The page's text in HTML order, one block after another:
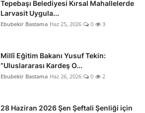
Tepebaşı Belediyesi Kırsal Mahallelerde
Larvasit Uygula...
Ebubekir Bastama Haz 25, 2026 0 3
Millî Eğitim Bakanı Yusuf Tekin:
“Uluslararası Kardeş O...
Ebubekir Bastama Haz 26, 2026 0 2
28 Haziran 2026 Şen Şeftali Şenliği için